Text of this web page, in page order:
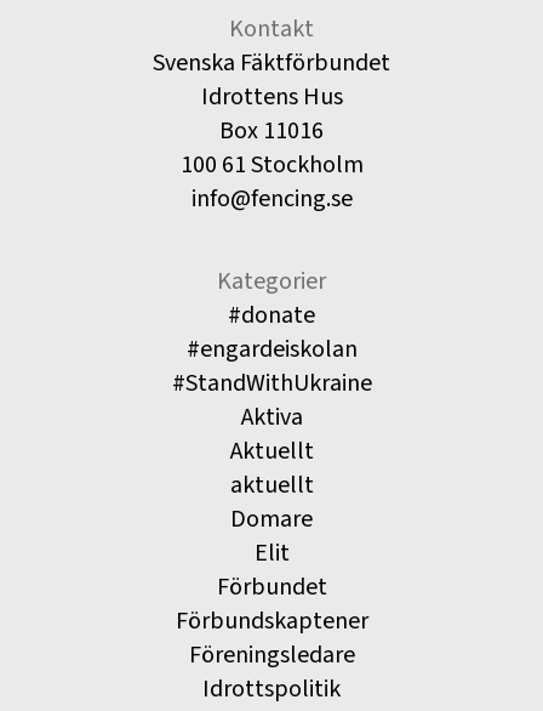
Kontakt
Svenska Fäktförbundet
Idrottens Hus
Box 11016
100 61 Stockholm
info@fencing.se
Kategorier
#donate
#engardeiskolan
#StandWithUkraine
Aktiva
Aktuellt
aktuellt
Domare
Elit
Förbundet
Förbundskaptener
Föreningsledare
Idrottspolitik